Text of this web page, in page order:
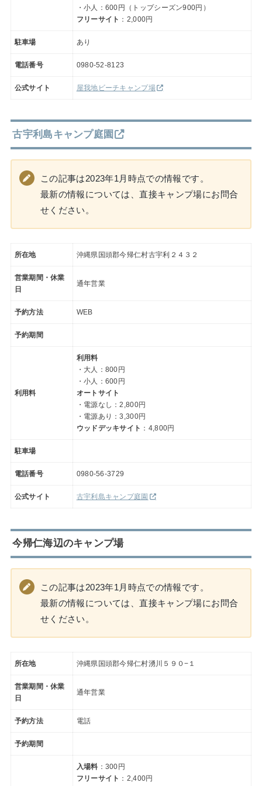
・小人：600円（トップシーズン900円）
フリーサイト ：2,000円
駐車場 あり
電話番号 0980-52-8123
公式サイト 屋我地ビーチキャンプ場
古宇利島キャンプ庭園
この記事は2023年1月時点での情報です。
最新の情報については、直接キャンプ場にお問合
せください。
所在地 沖縄県国頭郡今帰仁村古宇利２４３２
営業期間・休業
日
通年営業
予約方法 WEB
予約期間
利用料
利用料
・大人：800円
・小人：600円
オートサイト
・電源なし：2,800円
・電源あり：3,300円
ウッドデッキサイト ：4,800円
駐車場
電話番号 0980-56-3729
公式サイト 古宇利島キャンプ庭園
今帰仁海辺のキャンプ場
この記事は2023年1月時点での情報です。
最新の情報については、直接キャンプ場にお問合
せください。
所在地 沖縄県国頭郡今帰仁村湧川５９０−１
営業期間・休業
日
通年営業
予約方法 電話
予約期間
入場料 ：300円
フリーサイト ：2,400円